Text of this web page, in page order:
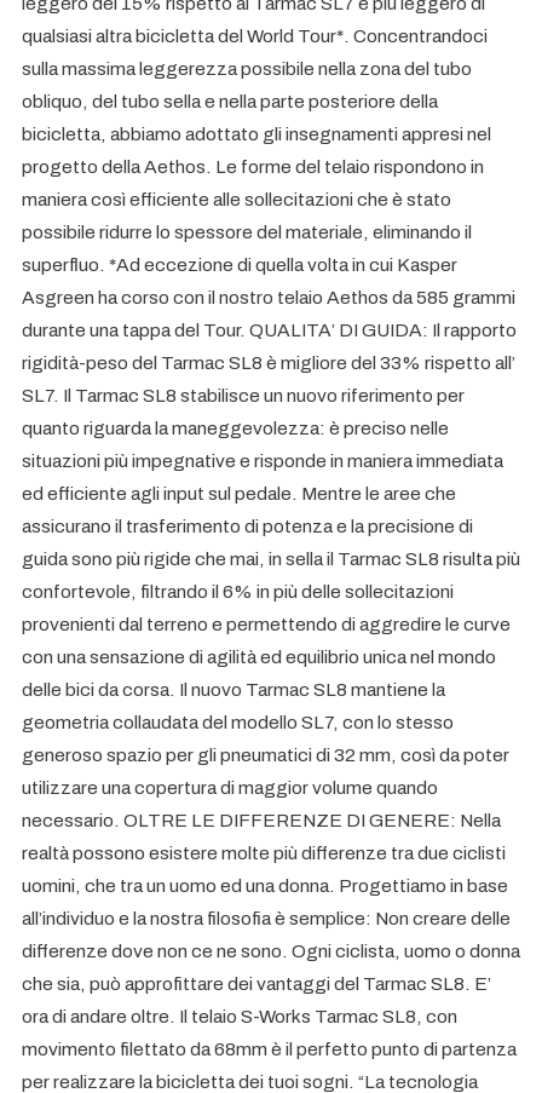
qualsiasi altra bicicletta del World Tour*. Concentrandoci
sulla massima leggerezza possibile nella zona del tubo
obliquo, del tubo sella e nella parte posteriore della
bicicletta, abbiamo adottato gli insegnamenti appresi nel
progetto della Aethos. Le forme del telaio rispondono in
maniera così efficiente alle sollecitazioni che è stato
possibile ridurre lo spessore del materiale, eliminando il
superfluo. *Ad eccezione di quella volta in cui Kasper
Asgreen ha corso con il nostro telaio Aethos da 585 grammi
durante una tappa del Tour. QUALITA’ DI GUIDA: Il rapporto
rigidità-peso del Tarmac SL8 è migliore del 33% rispetto all’
SL7. Il Tarmac SL8 stabilisce un nuovo riferimento per
quanto riguarda la maneggevolezza: è preciso nelle
situazioni più impegnative e risponde in maniera immediata
ed efficiente agli input sul pedale. Mentre le aree che
assicurano il trasferimento di potenza e la precisione di
guida sono più rigide che mai, in sella il Tarmac SL8 risulta più
confortevole, filtrando il 6% in più delle sollecitazioni
provenienti dal terreno e permettendo di aggredire le curve
con una sensazione di agilità ed equilibrio unica nel mondo
delle bici da corsa. Il nuovo Tarmac SL8 mantiene la
geometria collaudata del modello SL7, con lo stesso
generoso spazio per gli pneumatici di 32 mm, così da poter
utilizzare una copertura di maggior volume quando
necessario. OLTRE LE DIFFERENZE DI GENERE: Nella
realtà possono esistere molte più differenze tra due ciclisti
uomini, che tra un uomo ed una donna. Progettiamo in base
all’individuo e la nostra filosofia è semplice: Non creare delle
differenze dove non ce ne sono. Ogni ciclista, uomo o donna
che sia, può approfittare dei vantaggi del Tarmac SL8. E’
ora di andare oltre. Il telaio S-Works Tarmac SL8, con
movimento filettato da 68mm è il perfetto punto di partenza
per realizzare la bicicletta dei tuoi sogni. “La tecnologia